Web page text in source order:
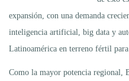
expansión, con una demanda
inteligencia artificial, big data y
Latinoamérica en terreno fértil
Como la mayor potencia regional,